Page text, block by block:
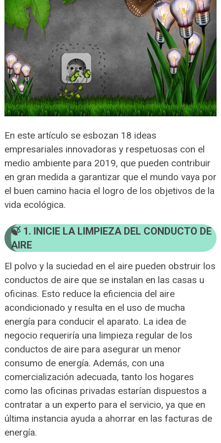
En este artículo se esbozan 18 ideas
empresariales innovadoras y respetuosas con el
medio ambiente para 2019, que pueden contribuir
en gran medida a garantizar que el mundo vaya por
el buen camino hacia el logro de los objetivos de la
vida ecológica.
1. INICIE LA LIMPIEZA DEL CONDUCTO DE
AIRE
El polvo y la suciedad en el aire pueden obstruir los
conductos de aire que se instalan en las casas u
oficinas. Esto reduce la eficiencia del aire
acondicionado y resulta en el uso de mucha
energía para conducir el aparato. La idea de
negocio requeriría una limpieza regular de los
conductos de aire para asegurar un menor
consumo de energía. Además, con una
comercialización adecuada, tanto los hogares
como las oficinas privadas estarían dispuestos a
contratar a un experto para el servicio, ya que en
última instancia ayuda a ahorrar en las facturas de
energía.